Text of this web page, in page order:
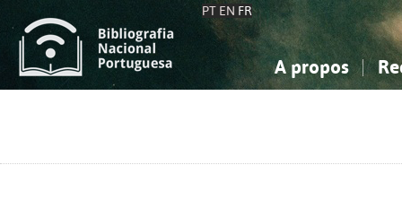
PT EN FR
A propos